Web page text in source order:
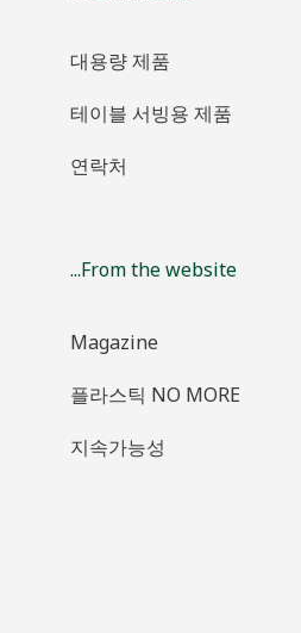
대용량 제품
테이블 서빙용 제품
연락처
...From the website
Magazine
플라스틱 NO MORE
지속가능성